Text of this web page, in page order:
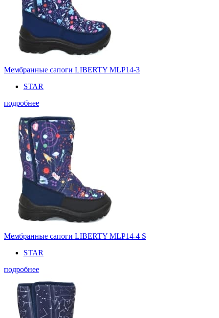
Мембранные сапоги LIBERTY MLP14-3
STAR
подробнее
Мембранные сапоги LIBERTY MLP14-4 S
STAR
подробнее